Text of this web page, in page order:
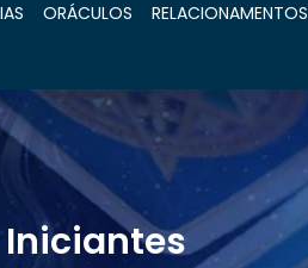
ORÁCULOS RELACIONAMENTOS
Iniciantes